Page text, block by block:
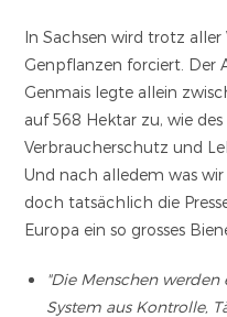
In Sachsen wird trotz
Genpflanzen forciert. Der
Genmais legte allein
auf 568 Hektar zu, wie
Verbraucherschutz und
Und nach alledem was
doch tatsächlich die
Europa ein so grosses
"Die Menschen werden
System aus Kontrolle,